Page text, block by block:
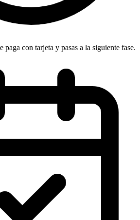
paga con tarjeta y pasas a la siguiente fase.